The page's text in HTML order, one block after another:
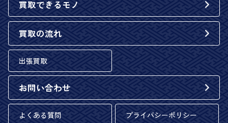
買取できるモノ
買取の流れ
出張買取
お問い合わせ
よくある質問 プライバシーポリシー